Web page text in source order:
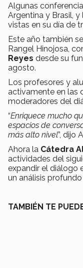
Algunas
Argentina y Brasil,
vistas en su día de
Este año también
Rangel Hinojosa,
Reyes desde su
agosto.
Los profesores y
activamente en las
moderadores del
“Enriquece mucho
espacios de
más alto nivel”, dijo
Ahora la Cátedra
actividades del
expandir el diálogo
un análisis
TAMBIÉN TE